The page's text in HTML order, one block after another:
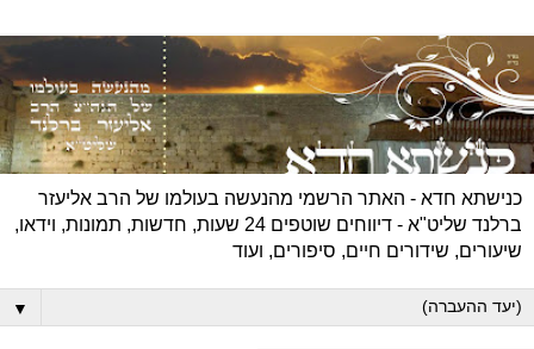
כנישתא חדא - האתר הרשמי מהנעשה בעולמו של הרב אליעזר
ברלנד שליט"א - דיווחים שוטפים 24 שעות, חדשות, תמונות, וידאו,
שיעורים, שידורים חיים, סיפורים, ועוד
▼